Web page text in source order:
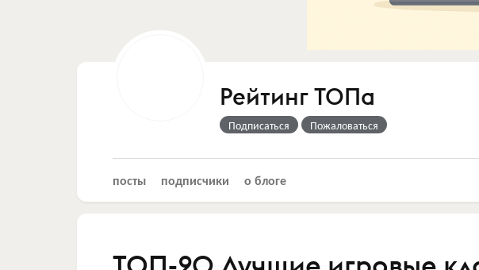
Рейтинг ТОПа
Подписаться Пожаловаться
посты подписчики о блоге